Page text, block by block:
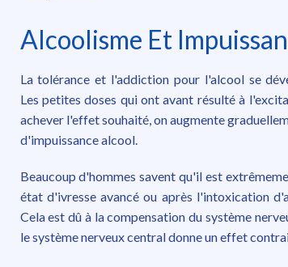
Alcoolisme Et
La tolérance et l'addiction pour l'alcool se
Les petites doses qui ont avant résulté à
achever l'effet souhaité, on augmente
d'impuissance alcool.
Beaucoup d'hommes savent qu'il est
état d'ivresse avancé ou après l'intoxication
Cela est dû à la compensation du système
le système nerveux central donne un effet